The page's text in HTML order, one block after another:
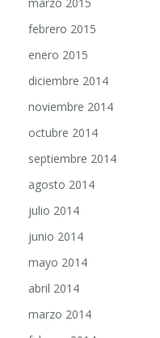
febrero 2015
enero 2015
diciembre 2014
noviembre 2014
octubre 2014
septiembre 2014
agosto 2014
julio 2014
junio 2014
mayo 2014
abril 2014
marzo 2014
febrero 2014